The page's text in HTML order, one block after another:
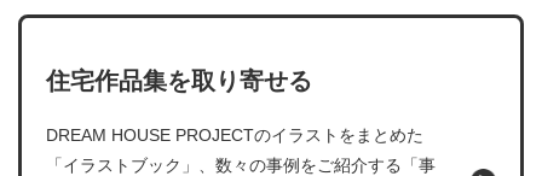
住宅作品集を取り寄せる
DREAM HOUSE PROJECTのイラストをまとめた
「イラストブック」、数々の事例をご紹介する「事